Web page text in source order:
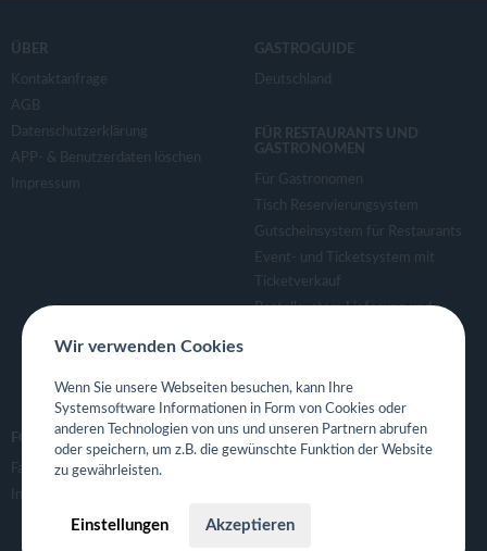
ÜBER
Kontaktanfrage
AGB
Datenschutzerklärung
APP- & Benutzerdaten löschen
Impressum
GASTROGUIDE
Deutschland
FÜR RESTAURANTS UND
GASTRONOMEN
Für Gastronomen
Tisch Reservierungsystem
Gutscheinsystem für Restaurants
Event- und Ticketsystem mit
Ticketverkauf
Bestellsystem Lieferung und
Eigene App für Restaurant
FOLGE UNS
Facebook
Instagram
Wir verwenden Cookies
Wenn Sie unsere Webseiten besuchen, kann Ihre
Systemsoftware Informationen in Form von Cookies oder
anderen Technologien von uns und unseren Partnern abrufen
oder speichern, um z.B. die gewünschte Funktion der Website
zu gewährleisten.
Einstellungen Akzeptieren